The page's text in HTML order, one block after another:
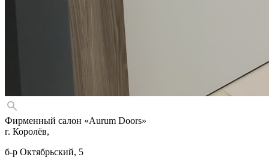
Фирменный салон «Aurum Doors»
г. Королёв,
б-р Октябрьский, 5